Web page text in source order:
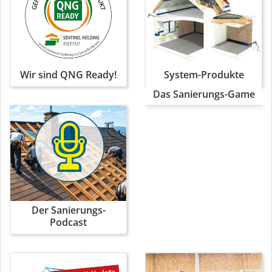
Wir sind QNG Ready! System-Produkte
Der Sanierungs-
Podcast
Das Sanierungs-Game